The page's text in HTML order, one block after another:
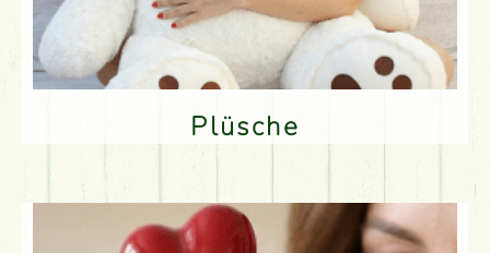
Plüsche